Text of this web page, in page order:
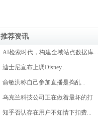
推荐资讯
AI检索时代，构建全域站点数据库...
迪士尼宣布上调Disney...
俞敏洪称自己参加直播是捣乱...
乌克兰科技公司正在做着最坏的打
知乎否认存在用户不知情下扣费...